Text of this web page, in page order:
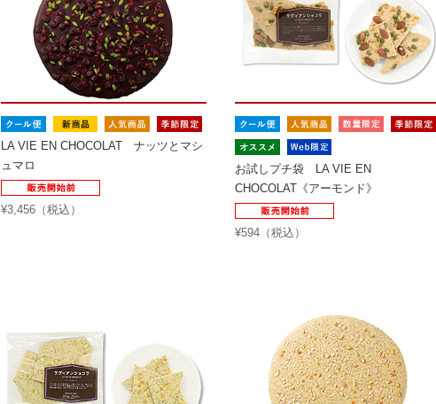
LA VIE EN CHOCOLAT ナッツとマシ
ュマロ
¥3,456（税込）
お試しプチ袋 LA VIE EN
CHOCOLAT《アーモンド》
¥594（税込）